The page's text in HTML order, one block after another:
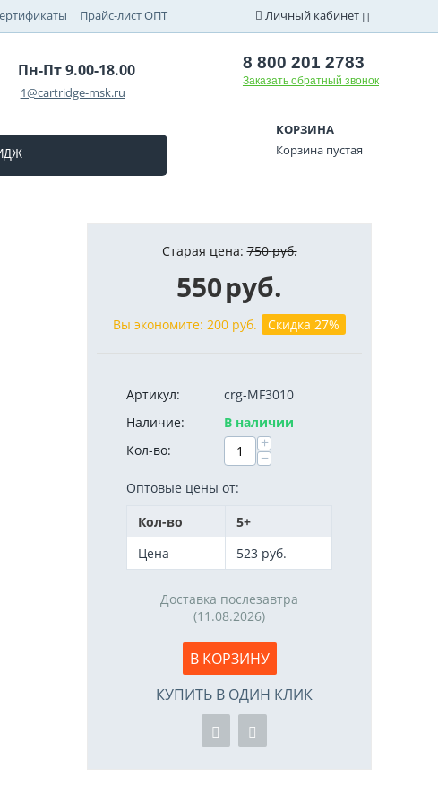
Прайс-лист ОПТ Личный кабинет
Пн-Пт 9.00-18.00
1@cartridge-msk.ru
8 800 201 2783
Заказать обратный звонок
КОРЗИНА
Корзина пустая
Старая цена: 750 руб.
550руб.
Вы экономите: 200 руб. Скидка 27%
Артикул:
crg-MF3010
Наличие:
В наличии
Кол-во:
+
−
Оптовые цены от:
Кол-во
5+
Цена
523 руб.
Доставка послезавтра
(11.08.2026)
В КОРЗИНУ
КУПИТЬ В ОДИН КЛИК